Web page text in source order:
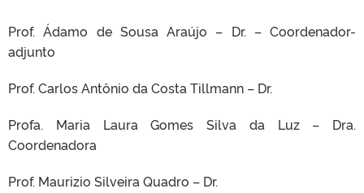
TELEFONES
Prof. Ádamo de Sousa Araújo – Dr. – Coordenador-
adjunto
Prof. Carlos Antônio da Costa Tillmann – Dr.
Profa. Maria Laura Gomes Silva da Luz – Dra.
Coordenadora
Prof. Maurizio Silveira Quadro – Dr.